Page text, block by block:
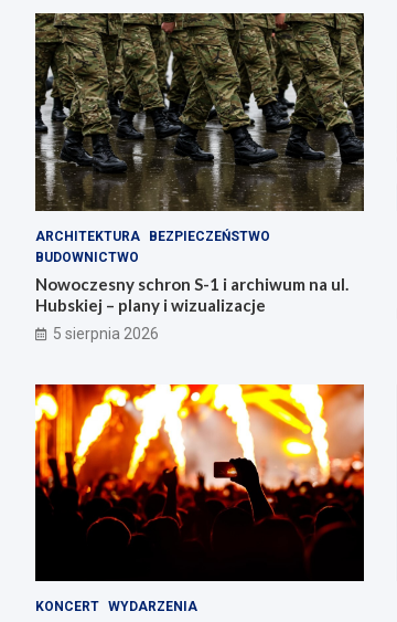
ARCHITEKTURA
BEZPIECZEŃSTWO
BUDOWNICTWO
Nowoczesny schron S-1 i archiwum na ul.
Hubskiej – plany i wizualizacje
5 sierpnia 2026
KONCERT WYDARZENIA